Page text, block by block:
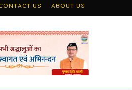
CONTACT US ABOUT US